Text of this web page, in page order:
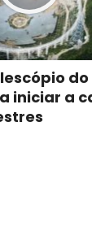
iniciar a